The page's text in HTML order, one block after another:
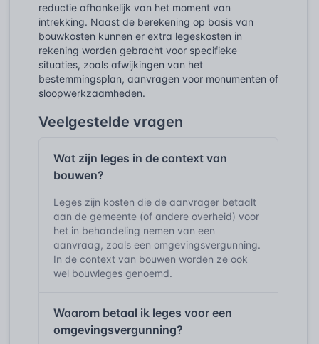
reductie afhankelijk van het moment van
intrekking. Naast de berekening op basis van
bouwkosten kunnen er extra legeskosten in
rekening worden gebracht voor specifieke
situaties, zoals afwijkingen van het
bestemmingsplan, aanvragen voor monumenten of
sloopwerkzaamheden.
Veelgestelde vragen
Wat zijn leges in de context van
bouwen?
Leges zijn kosten die de aanvrager betaalt
aan de gemeente (of andere overheid) voor
het in behandeling nemen van een
aanvraag, zoals een omgevingsvergunning.
In de context van bouwen worden ze ook
wel bouwleges genoemd.
Waarom betaal ik leges voor een
omgevingsvergunning?